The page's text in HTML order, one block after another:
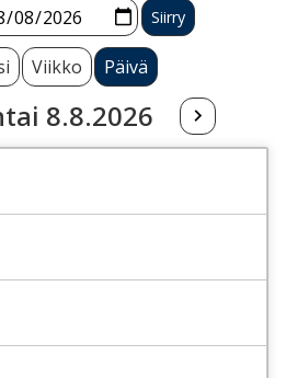
Viikko Päivä
8.8.2026